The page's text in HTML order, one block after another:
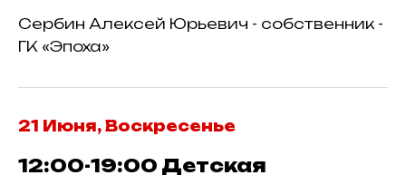
Сербин Алексей Юрьевич - собственник -
ГК «Эпоха»
21 Июня, Воскресенье
12:00-19:00 Детская